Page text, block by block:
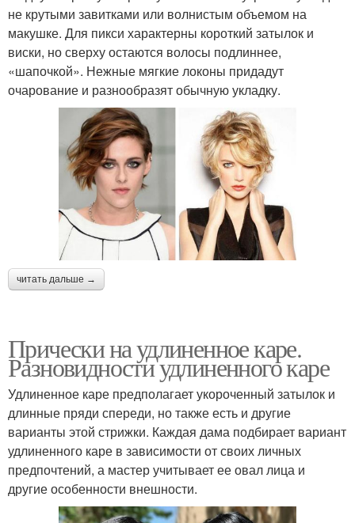
не крутыми завитками или волнистым объемом на
макушке. Для пикси характерны короткий затылок и
виски, но сверху остаются волосы подлиннее,
«шапочкой». Нежные мягкие локоны придадут
очарование и разнообразят обычную укладку.
читать дальше →
Прически на удлиненное каре.
Разновидности удлиненного каре
Удлиненное каре предполагает укороченный затылок и
длинные пряди спереди, но также есть и другие
варианты этой стрижки. Каждая дама подбирает вариант
удлиненного каре в зависимости от своих личных
предпочтений, а мастер учитывает ее овал лица и
другие особенности внешности.